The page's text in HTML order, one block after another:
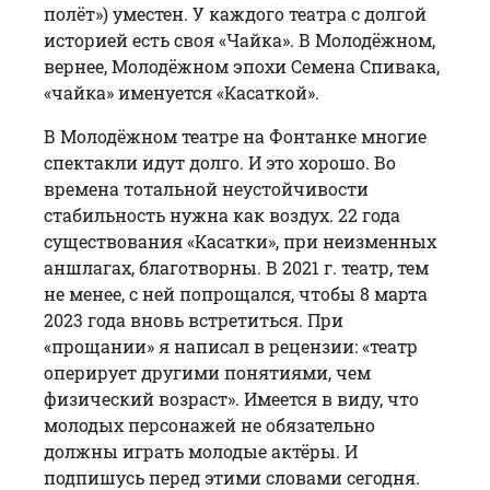
полёт») уместен. У каждого театра с долгой
историей есть своя «Чайка». В Молодёжном,
вернее, Молодёжном эпохи Семена Спивака,
«чайка» именуется «Касаткой».
В Молодёжном театре на Фонтанке многие
спектакли идут долго. И это хорошо. Во
времена тотальной неустойчивости
стабильность нужна как воздух. 22 года
существования «Касатки», при неизменных
аншлагах, благотворны. В 2021 г. театр, тем
не менее, с ней попрощался, чтобы 8 марта
2023 года вновь встретиться. При
«прощании» я написал в рецензии: «театр
оперирует другими понятиями, чем
физический возраст». Имеется в виду, что
молодых персонажей не обязательно
должны играть молодые актёры. И
подпишусь перед этими словами сегодня.